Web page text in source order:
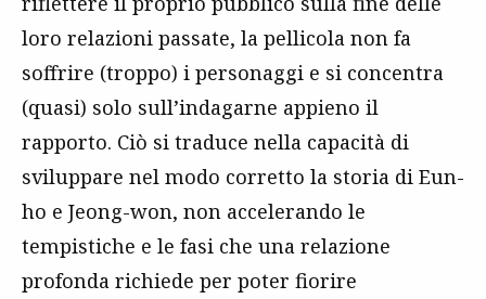
loro relazioni passate, la pellicola non fa
soffrire (troppo) i personaggi e si concentra
(quasi) solo sull’indagarne appieno il
rapporto. Ciò si traduce nella capacità di
sviluppare nel modo corretto la storia di Eun-
ho e Jeong-won, non accelerando le
tempistiche e le fasi che una relazione
profonda richiede per poter fiorire